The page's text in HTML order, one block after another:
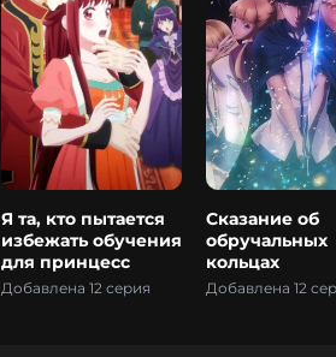
Я та, кто пытается
избежать обучения
для принцесс
Добавлена 12 серия
Сказание об
обручальных
кольцах
Добавлена 12